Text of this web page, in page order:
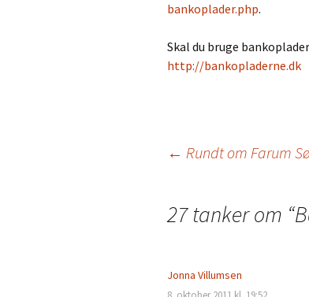
bankoplader.php.
Skal du bruge
http://bankopladerne.dk
navigation
← Rundt om Farum
27 tanker om “
Jonna Villumsen